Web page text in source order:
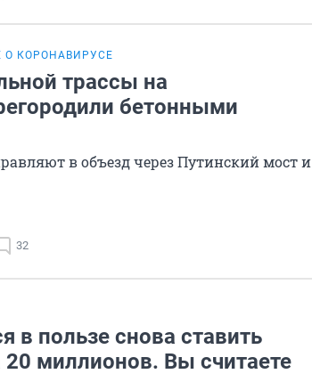
О КОРОНАВИРУСЕ
трассы на
бетонными
в объезд через Путинский мост и
32
в пользе снова ставить
20 миллионов. Вы считаете